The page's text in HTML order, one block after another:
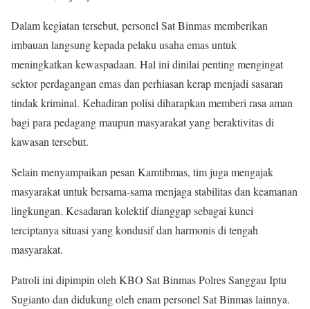
Dalam kegiatan tersebut, personel Sat Binmas memberikan
imbauan langsung kepada pelaku usaha emas untuk
meningkatkan kewaspadaan. Hal ini dinilai penting mengingat
sektor perdagangan emas dan perhiasan kerap menjadi sasaran
tindak kriminal. Kehadiran polisi diharapkan memberi rasa aman
bagi para pedagang maupun masyarakat yang beraktivitas di
kawasan tersebut.
Selain menyampaikan pesan Kamtibmas, tim juga mengajak
masyarakat untuk bersama-sama menjaga stabilitas dan keamanan
lingkungan. Kesadaran kolektif dianggap sebagai kunci
terciptanya situasi yang kondusif dan harmonis di tengah
masyarakat.
Patroli ini dipimpin oleh KBO Sat Binmas Polres Sanggau Iptu
Sugianto dan didukung oleh enam personel Sat Binmas lainnya.